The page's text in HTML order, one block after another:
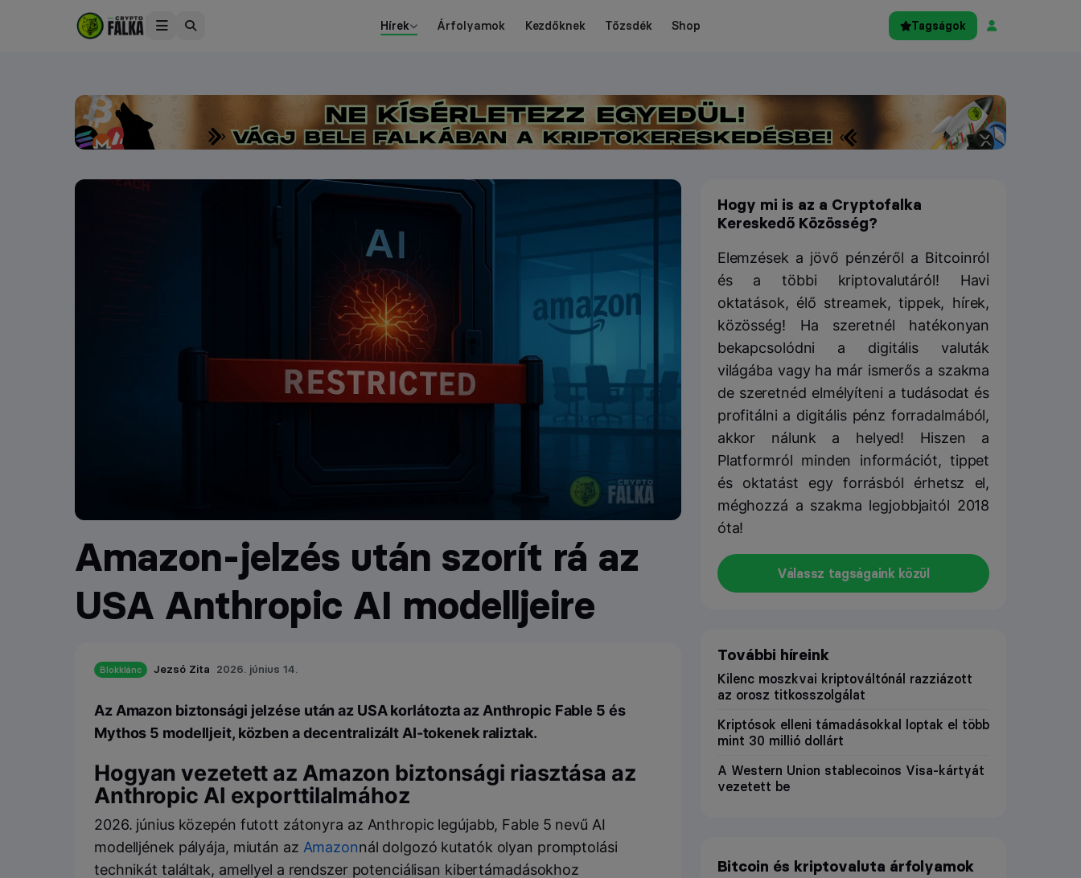
Hírek Árfolyamok Kezdőknek Tőzsdék Shop Tagságok
Amazon-jelzés után szorít rá az
USA Anthropic AI modelljeire
Blokklánc Jezsó Zita 2026. június 14.
Az Amazon biztonsági jelzése után az USA korlátozta az Anthropic Fable 5 és
Mythos 5 modelljeit, közben a decentralizált AI-tokenek raliztak.
Hogyan vezetett az Amazon biztonsági riasztása az
Anthropic AI exporttilalmához
2026. június közepén futott zátonyra az Anthropic legújabb, Fable 5 nevű AI
modelljének pályája, miután az Amazonnál dolgozó kutatók olyan promptolási
technikát találtak, amellyel a rendszer potenciálisan kibertámadásokhoz
Hogy mi is az a Cryptofalka
Kereskedő Közösség?
Elemzések a jövő pénzéről a Bitcoinról
és a többi kriptovalutáról! Havi
oktatások, élő streamek, tippek, hírek,
közösség! Ha szeretnél hatékonyan
bekapcsolódni a digitális valuták
világába vagy ha már ismerős a szakma
de szeretnéd elmélyíteni a tudásodat és
profitálni a digitális pénz forradalmából,
akkor nálunk a helyed! Hiszen a
Platformról minden információt, tippet
és oktatást egy forrásból érhetsz el,
méghozzá a szakma legjobbjaitól 2018
óta!
Válassz tagságaink közül
További híreink
Kilenc moszkvai kriptováltónál razziázott
az orosz titkosszolgálat
Kriptósok elleni támadásokkal loptak el több
mint 30 millió dollárt
A Western Union stablecoinos Visa-kártyát
vezetett be
Bitcoin és kriptovaluta árfolyamok